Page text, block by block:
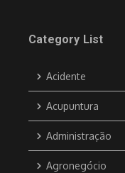
Category List
Acidente
Acupuntura
Administração
Agronegócio